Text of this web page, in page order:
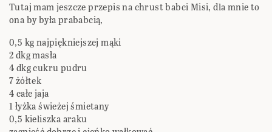
Tutaj mam jeszcze przepis na chrust babci Misi, dla mnie to
ona by była prababcią,
0,5 kg najpiękniejszej mąki
2 dkg masła
4 dkg cukru pudru
7 żółtek
4 całe jaja
1 łyżka świeżej śmietany
0,5 kieliszka araku